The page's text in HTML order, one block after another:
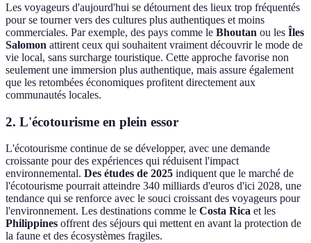
Les voyageurs d'aujourd'hui se détournent des lieux trop fréquentés
pour se tourner vers des cultures plus authentiques et moins
commerciales. Par exemple, des pays comme le Bhoutan ou les Îles
Salomon attirent ceux qui souhaitent vraiment découvrir le mode de
vie local, sans surcharge touristique. Cette approche favorise non
seulement une immersion plus authentique, mais assure également
que les retombées économiques profitent directement aux
communautés locales.
2. L'écotourisme en plein essor
L'écotourisme continue de se développer, avec une demande
croissante pour des expériences qui réduisent l'impact
environnemental. Des études de 2025 indiquent que le marché de
l'écotourisme pourrait atteindre 340 milliards d'euros d'ici 2028, une
tendance qui se renforce avec le souci croissant des voyageurs pour
l'environnement. Les destinations comme le Costa Rica et les
Philippines offrent des séjours qui mettent en avant la protection de
la faune et des écosystèmes fragiles.